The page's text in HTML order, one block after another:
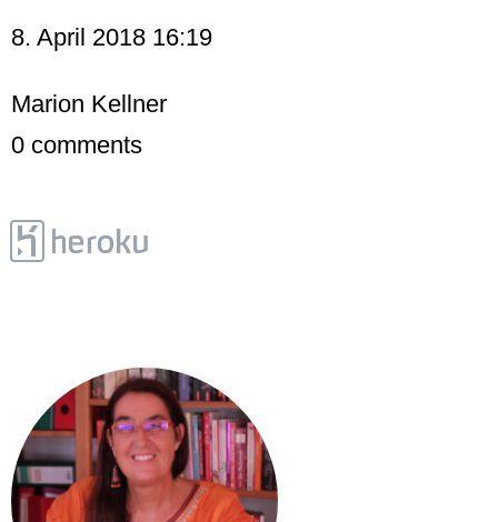
8. April 2018 16:19
Marion Kellner
0 comments